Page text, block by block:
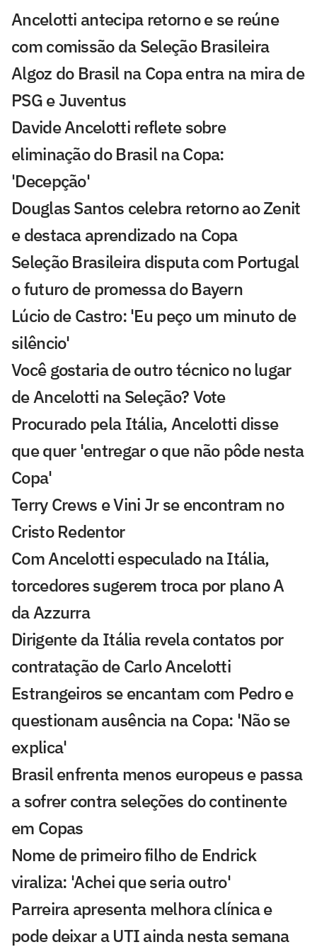
Ancelotti antecipa retorno e se reúne
com comissão da Seleção Brasileira
Algoz do Brasil na Copa entra na mira de
PSG e Juventus
Davide Ancelotti reflete sobre
eliminação do Brasil na Copa:
'Decepção'
Douglas Santos celebra retorno ao Zenit
e destaca aprendizado na Copa
Seleção Brasileira disputa com Portugal
o futuro de promessa do Bayern
Lúcio de Castro: 'Eu peço um minuto de
silêncio'
Você gostaria de outro técnico no lugar
de Ancelotti na Seleção? Vote
Procurado pela Itália, Ancelotti disse
que quer 'entregar o que não pôde nesta
Copa'
Terry Crews e Vini Jr se encontram no
Cristo Redentor
Com Ancelotti especulado na Itália,
torcedores sugerem troca por plano A
da Azzurra
Dirigente da Itália revela contatos por
contratação de Carlo Ancelotti
Estrangeiros se encantam com Pedro e
questionam ausência na Copa: 'Não se
explica'
Brasil enfrenta menos europeus e passa
a sofrer contra seleções do continente
em Copas
Nome de primeiro filho de Endrick
viraliza: 'Achei que seria outro'
Parreira apresenta melhora clínica e
pode deixar a UTI ainda nesta semana